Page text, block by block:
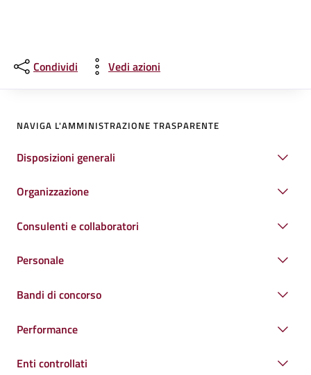
Condividi Vedi azioni
NAVIGA L'AMMINISTRAZIONE TRASPARENTE
Disposizioni generali
Organizzazione
Consulenti e collaboratori
Personale
Bandi di concorso
Performance
Enti controllati